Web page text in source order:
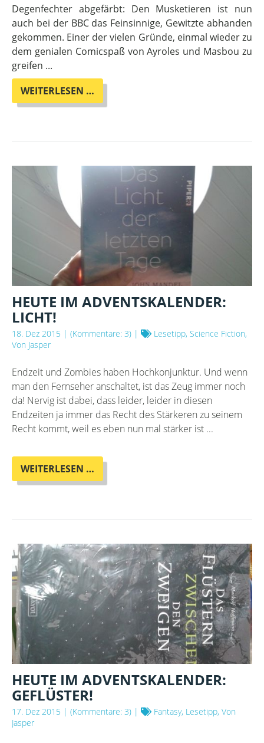
Degenfechter abgefärbt: Den Musketieren ist nun
auch bei der BBC das Feinsinnige, Gewitzte abhanden
gekommen. Einer der vielen Gründe, einmal wieder zu
dem genialen Comicspaß von Ayroles und Masbou zu
greifen ...
WEITERLESEN …
IM
UND
HEUTE IM ADVENTSKALENDER:
LICHT!
18. Dez 2015 | (Kommentare: 3) |
Lesetipp, Science Fiction,
Von Jasper
Endzeit und Zombies haben Hochkonjunktur. Und wenn
man den Fernseher anschaltet, ist das Zeug immer noch
da! Nervig ist dabei, dass leider, leider in diesen
Endzeiten ja immer das Recht des Stärkeren zu seinem
Recht kommt, weil es eben nun mal stärker ist ...
WEITERLESEN …
IM
HEUTE IM ADVENTSKALENDER:
GEFLÜSTER!
17. Dez 2015 | (Kommentare: 3) |
Fantasy, Lesetipp, Von
Jasper